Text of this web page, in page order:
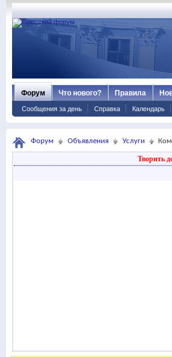
Форум
Сообщения за день Справка Календарь
Что нового? Правила
Форум Объявления Услуги
Творить